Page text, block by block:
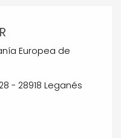
Europea de
- 28918 Leganés